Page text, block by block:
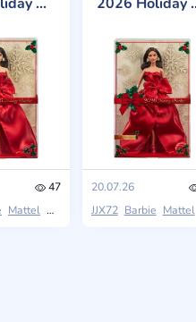
47
Mattel Holiday Barbie
20.07.26
JJX72 Barbie Mattel